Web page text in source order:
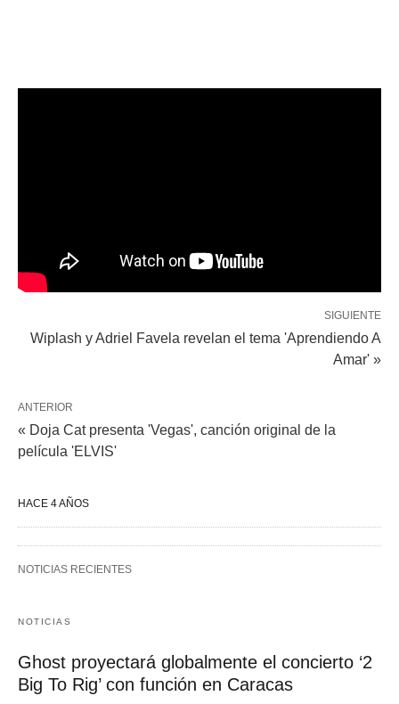
SIGUIENTE
Wiplash y Adriel Favela revelan el tema 'Aprendiendo A
Amar' »
ANTERIOR
« Doja Cat presenta 'Vegas', canción original de la
película 'ELVIS'
HACE 4 AÑOS
NOTICIAS RECIENTES
NOTICIAS
Ghost proyectará globalmente el concierto ‘2
Big To Rig’ con función en Caracas